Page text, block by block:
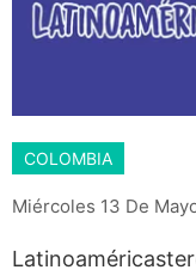
COLOMBIA
Miércoles 13 De